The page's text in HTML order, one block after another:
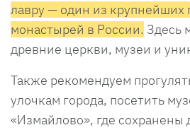
лавру — один из крупнейших
монастырей в России. Здесь
древние церкви, музеи и
Также рекомендуем
улочкам города, посетить
«Измайлово», где сохранены